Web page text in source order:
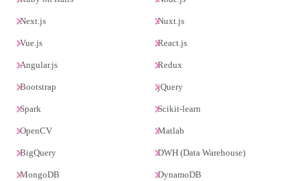
Next.js Nuxt.js
Vue.js React.js
Angular.js Redux
Bootstrap jQuery
Spark Scikit-learn
OpenCV Matlab
BigQuery DWH (Data Warehouse)
MongoDB DynamoDB